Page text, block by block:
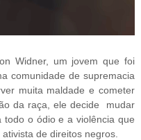
Widner,
um jovem que foi
comunidade de supremacia
muita maldade e cometer
da raça, ele decide mudar
o ódio e a violência que
de direitos negros.